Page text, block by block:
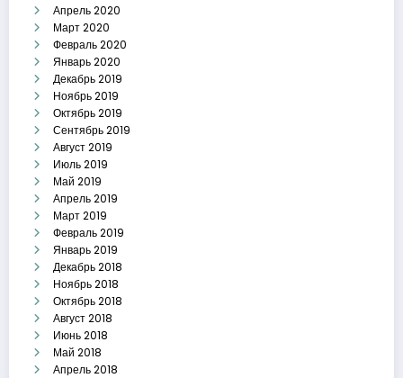
Апрель 2020
Март 2020
Февраль 2020
Январь 2020
Декабрь 2019
Ноябрь 2019
Октябрь 2019
Сентябрь 2019
Август 2019
Июль 2019
Май 2019
Апрель 2019
Март 2019
Февраль 2019
Январь 2019
Декабрь 2018
Ноябрь 2018
Октябрь 2018
Август 2018
Июнь 2018
Май 2018
Апрель 2018